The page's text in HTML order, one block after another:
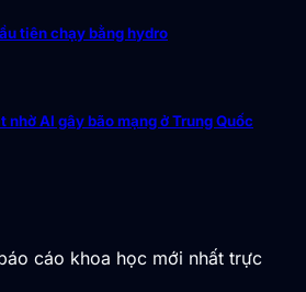
tiên chạy bằng hydro
AI gây bão mạng ở Trung Quốc
cáo khoa học mới nhất trực